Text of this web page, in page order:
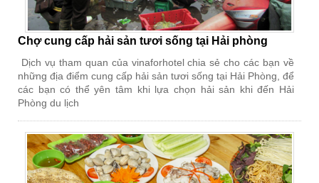
Chợ cung cấp hải sản tươi sống tại Hải phòng
Dịch vụ tham quan của vinaforhotel chia sẻ cho các bạn về
những địa điểm cung cấp hải sản tươi sống tại Hải Phòng, để
các bạn có thể yên tâm khi lựa chọn hải sản khi đến Hải
Phòng du lịch